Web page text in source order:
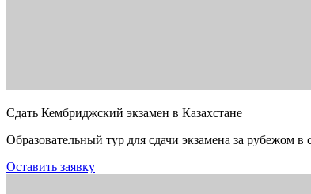
Сдать Кембриджский экзамен в Казахстане
Образовательный тур для сдачи экзамена за рубежом
Оставить заявку